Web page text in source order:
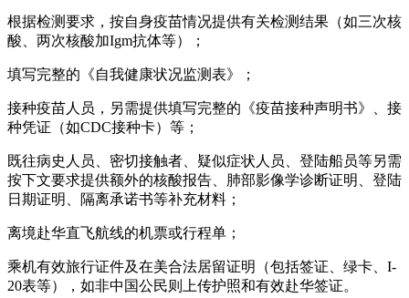
根据检测要求，按自身疫苗情况提供有关检测结果（如三次核
酸、两次核酸加Igm抗体等）；
填写完整的《自我健康状况监测表》；
接种疫苗人员，另需提供填写完整的《疫苗接种声明书》、接
种凭证（如CDC接种卡）等；
既往病史人员、密切接触者、疑似症状人员、登陆船员等另需
按下文要求提供额外的核酸报告、肺部影像学诊断证明、登陆
日期证明、隔离承诺书等补充材料；
离境赴华直飞航线的机票或行程单；
乘机有效旅行证件及在美合法居留证明（包括签证、绿卡、I-
20表等），如非中国公民则上传护照和有效赴华签证。